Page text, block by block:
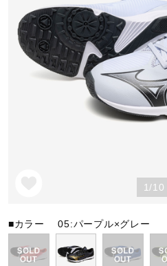
ゴルフ
スイム
バレーボール
バドミントン
1/10
■カラー05:パープル×グレー